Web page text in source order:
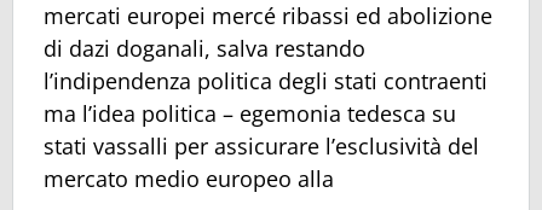
mercati europei mercé ribassi ed abolizione
di dazi doganali, salva restando
l’indipendenza politica degli stati contraenti
ma l’idea politica – egemonia tedesca su
stati vassalli per assicurare l’esclusività del
mercato medio europeo alla